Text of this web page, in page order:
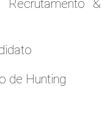
&
de Hunting